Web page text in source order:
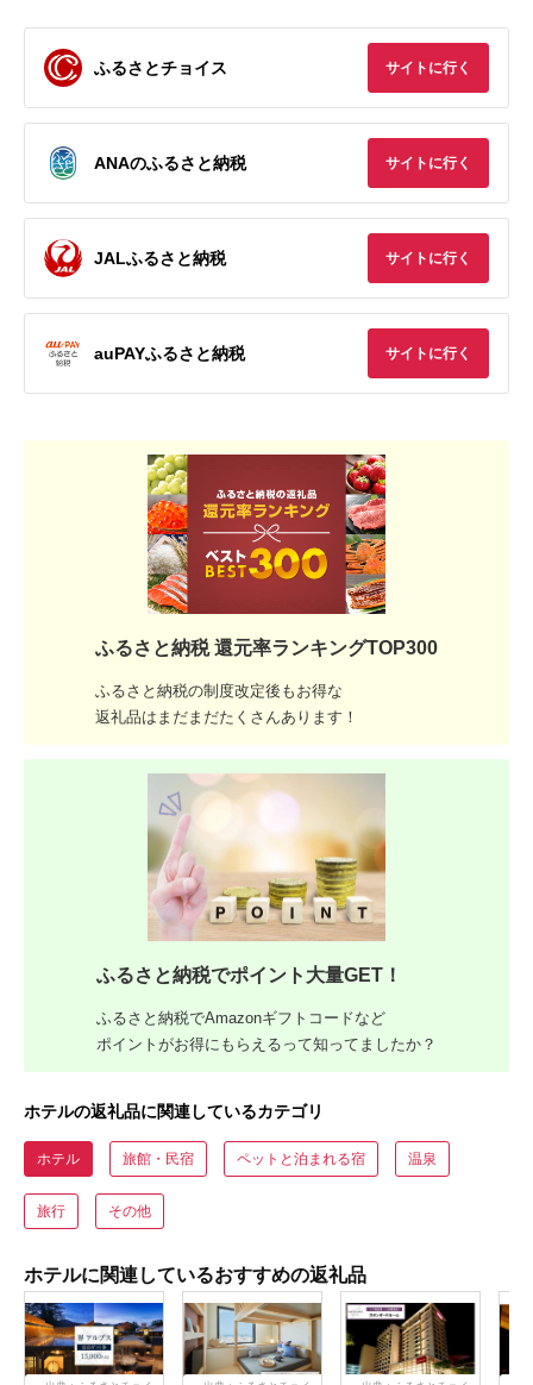
ふるさとチョイス サイトに行く
ANAのふるさと納税 サイトに行く
JALふるさと納税 サイトに行く
auPAYふるさと納税 サイトに行く
ふるさと納税 還元率ランキングTOP300
ふるさと納税の制度改定後もお得な
返礼品はまだまだたくさんあります！
ふるさと納税でポイント大量GET！
ふるさと納税でAmazonギフトコードなど
ポイントがお得にもらえるって知ってましたか？
ホテルの返礼品に関連しているカテゴリ
ホテル 旅館・民宿 ペットと泊まれる宿 温泉
旅行 その他
ホテルに関連しているおすすめの返礼品